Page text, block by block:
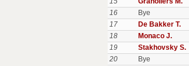
16
Bye
17
De Bakker T.
18
Monaco J.
19
Stakhovsky S.
20
Bye